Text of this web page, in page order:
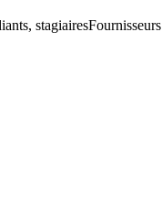
stagiairesFournisseurs